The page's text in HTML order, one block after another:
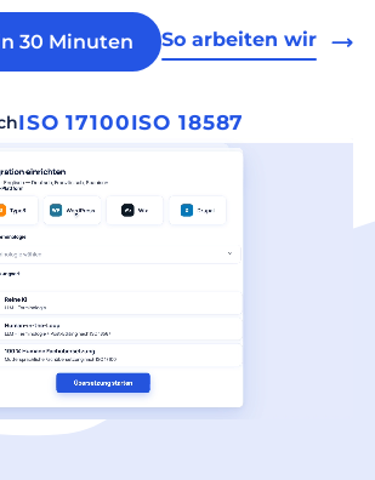
30 Minuten So arbeiten wir
ISO 17100ISO 18587